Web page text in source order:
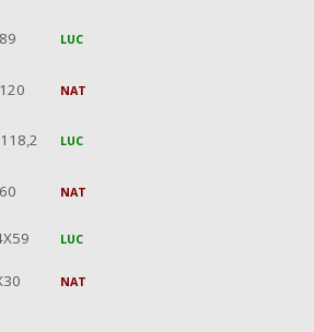
LUC
NAT
LUC
NAT
LUC
NAT